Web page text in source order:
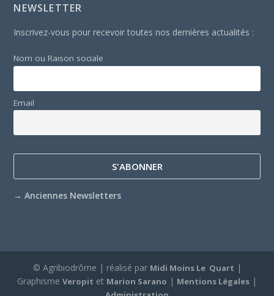
NEWSLETTER
Inscrivez-vous pour recevoir toutes nos dernières actualités :
Nom ou Raison sociale
Email
→Anciennes Newsletters
© Agribiodrôme | réalisé par Midi Moins Le Quart |
Graphisme Veropit et Marion Sarano | Mentions Légales |